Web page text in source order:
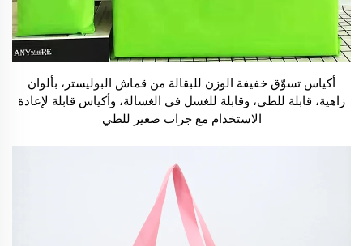
أكياس تسوّق خفيفة الوزن للبقالة من قماش البوليستر، بألوان
زاهية، قابلة للطي، وقابلة للغسل في الغسالة، وأكياس قابلة لإعادة
الاستخدام مع جراب صغير للطي